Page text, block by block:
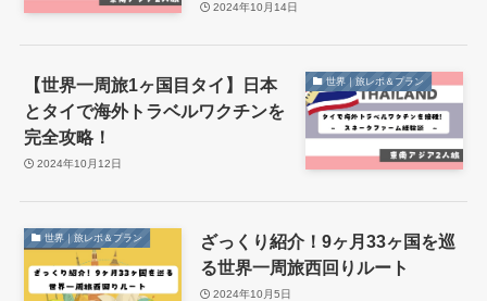
2024年10月14日
世界｜旅レポ＆プラン
【世界一周旅1ヶ国目タイ】日本
とタイで海外トラベルワクチンを
完全攻略！
2024年10月12日
世界｜旅レポ＆プラン
ざっくり紹介！9ヶ月33ヶ国を巡
る世界一周旅西回りルート
2024年10月5日